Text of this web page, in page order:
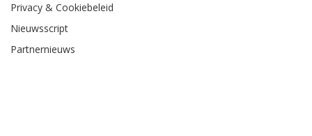
Privacy & Cookiebeleid
Nieuwsscript
Partnernieuws